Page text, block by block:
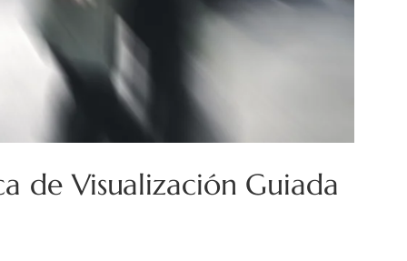
de Visualización Guiada